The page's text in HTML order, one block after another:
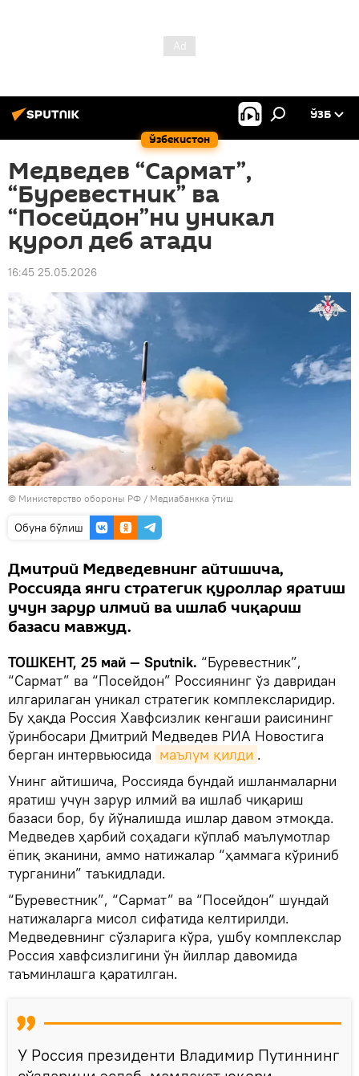
Ўзбекистон
ЎЗБ
Медведев “Сармат”,
“Буревестник” ва
“Посейдон”ни уникал
қурол деб атади
16:45 25.05.2026
© Министерство обороны РФ / Медиабанкка ўтиш
Oбуна бўлиш
Дмитрий Медведевнинг айтишича,
Россияда янги стратегик қуроллар яратиш
учун зарур илмий ва ишлаб чиқариш
базаси мавжуд.
ТОШКЕНТ, 25 май — Sputnik. “Буревестник”,
“Сармат” ва “Посейдон” Россиянинг ўз давридан
илгарилаган уникал стратегик комплексларидир.
Бу ҳақда Россия Хавфсизлик кенгаши раисининг
ўринбосари Дмитрий Медведев РИА Новостига
берган интервьюсида маълум қилди .
Унинг айтишича, Россияда бундай ишланмаларни
яратиш учун зарур илмий ва ишлаб чиқариш
базаси бор, бу йўналишда ишлар давом этмоқда.
Медведев ҳарбий соҳадаги кўплаб маълумотлар
ёпиқ эканини, аммо натижалар “ҳаммага кўриниб
турганини” таъкидлади.
“Буревестник”, “Сармат” ва “Посейдон” шундай
натижаларга мисол сифатида келтирилди.
Медведевнинг сўзларига кўра, ушбу комплекслар
Россия хавфсизлигини ўн йиллар давомида
таъминлашга қаратилган.
У Россия президенти Владимир Путиннинг